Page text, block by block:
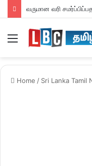
வருமான வரி
Home / Sri Lanka Tamil